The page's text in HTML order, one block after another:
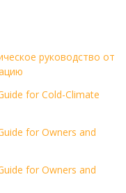
руководство от
for Cold-Climate
for Owners and
for Owners and